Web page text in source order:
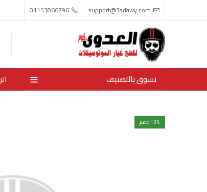
support@3adawy.com
01153866796
تسوق بالتصنيف
13% خصم